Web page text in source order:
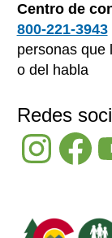
Centro de
800-221-3943
personas que
o del habla
Redes
Instagram